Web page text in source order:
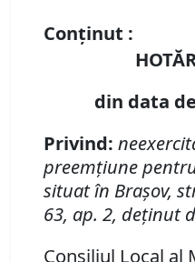
Conținut :
din data
Privind:
preemţiune
situat în Braşov,
63, ap. 2, deţinut
Consiliul Local al